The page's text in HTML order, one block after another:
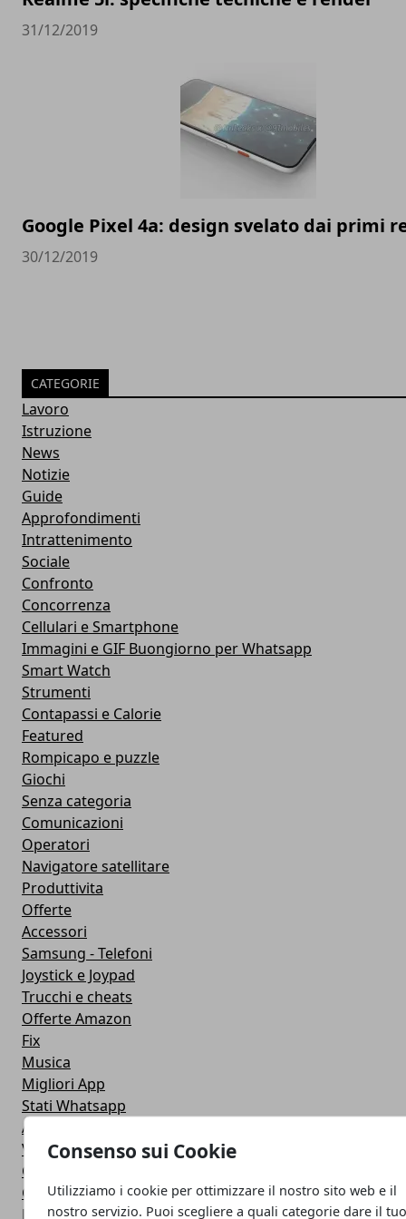
Consenso sui Cookie
Utilizziamo i cookie per ottimizzare il nostro sito web e il
nostro servizio. Puoi scegliere a quali categorie dare il
31/12/2019
Google Pixel 4a: design svelato dai primi
30/12/2019
CATEGORIE
Lavoro
Istruzione
News
Notizie
Guide
Approfondimenti
Intrattenimento
Sociale
Confronto
Concorrenza
Cellulari e Smartphone
Immagini e GIF Buongiorno per Whatsapp
Smart Watch
Strumenti
Contapassi e Calorie
Featured
Rompicapo e puzzle
Giochi
Senza categoria
Comunicazioni
Operatori
Navigatore satellitare
Produttivita
Offerte
Accessori
Samsung - Telefoni
Joystick e Joypad
Trucchi e cheats
Offerte Amazon
Fix
Musica
Migliori App
Stati Whatsapp
Applicazioni
Viaggi
Galaxy Note 5
Google Play
Fotografia